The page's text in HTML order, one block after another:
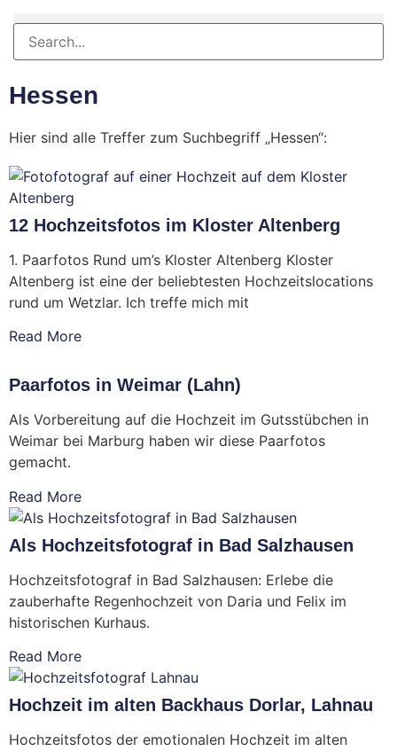
Hessen
Hier sind alle Treffer zum Suchbegriff „Hessen“:
12 Hochzeitsfotos im Kloster Altenberg
1. Paarfotos Rund um’s Kloster Altenberg Kloster
Altenberg ist eine der beliebtesten Hochzeitslocations
rund um Wetzlar. Ich treffe mich mit
Read More
Paarfotos in Weimar (Lahn)
Als Vorbereitung auf die Hochzeit im Gutsstübchen in
Weimar bei Marburg haben wir diese Paarfotos
gemacht.
Read More
Als Hochzeitsfotograf in Bad Salzhausen
Hochzeitsfotograf in Bad Salzhausen: Erlebe die
zauberhafte Regenhochzeit von Daria und Felix im
historischen Kurhaus.
Read More
Hochzeit im alten Backhaus Dorlar, Lahnau
Hochzeitsfotos der emotionalen Hochzeit im alten